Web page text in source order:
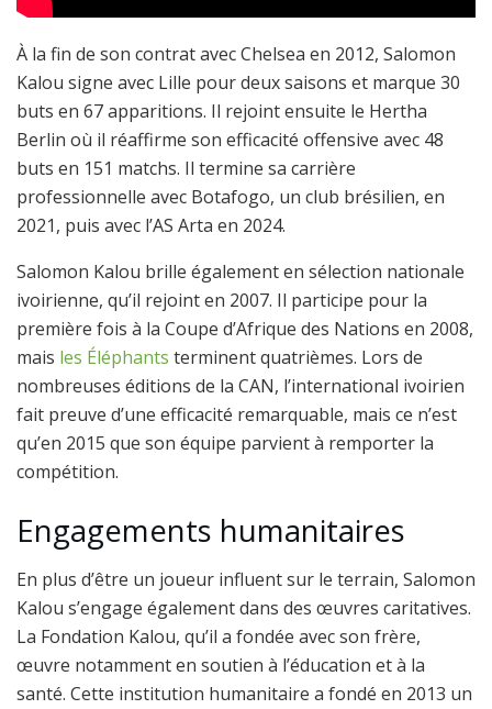
À la fin de son contrat avec Chelsea en 2012, Salomon
Kalou signe avec Lille pour deux saisons et marque 30
buts en 67 apparitions. Il rejoint ensuite le Hertha
Berlin où il réaffirme son efficacité offensive avec 48
buts en 151 matchs. Il termine sa carrière
professionnelle avec Botafogo, un club brésilien, en
2021, puis avec l’AS Arta en 2024.
Salomon Kalou brille également en sélection nationale
ivoirienne, qu’il rejoint en 2007. Il participe pour la
première fois à la Coupe d’Afrique des Nations en 2008,
mais les Éléphants terminent quatrièmes. Lors de
nombreuses éditions de la CAN, l’international ivoirien
fait preuve d’une efficacité remarquable, mais ce n’est
qu’en 2015 que son équipe parvient à remporter la
compétition.
Engagements humanitaires
En plus d’être un joueur influent sur le terrain, Salomon
Kalou s’engage également dans des œuvres caritatives.
La Fondation Kalou, qu’il a fondée avec son frère,
œuvre notamment en soutien à l’éducation et à la
santé. Cette institution humanitaire a fondé en 2013 un